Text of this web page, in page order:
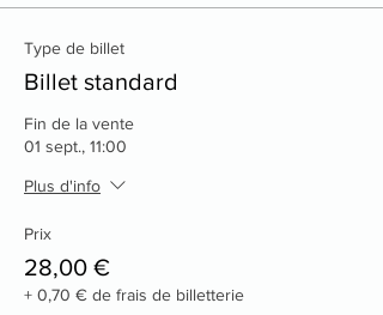
Type de billet
Billet standard
Fin de la vente
01 sept., 11:00
Plus d'info
Prix
28,00 €
+ 0,70 € de frais de billetterie